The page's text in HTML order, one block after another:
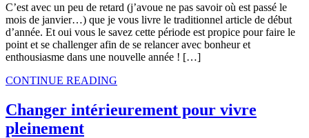
C’est avec un peu de retard (j’avoue ne pas savoir où est passé le
mois de janvier…) que je vous livre le traditionnel article de début
d’année. Et oui vous le savez cette période est propice pour faire le
point et se challenger afin de se relancer avec bonheur et
enthousiasme dans une nouvelle année ! […]
CONTINUE READING
Changer intérieurement pour vivre
pleinement